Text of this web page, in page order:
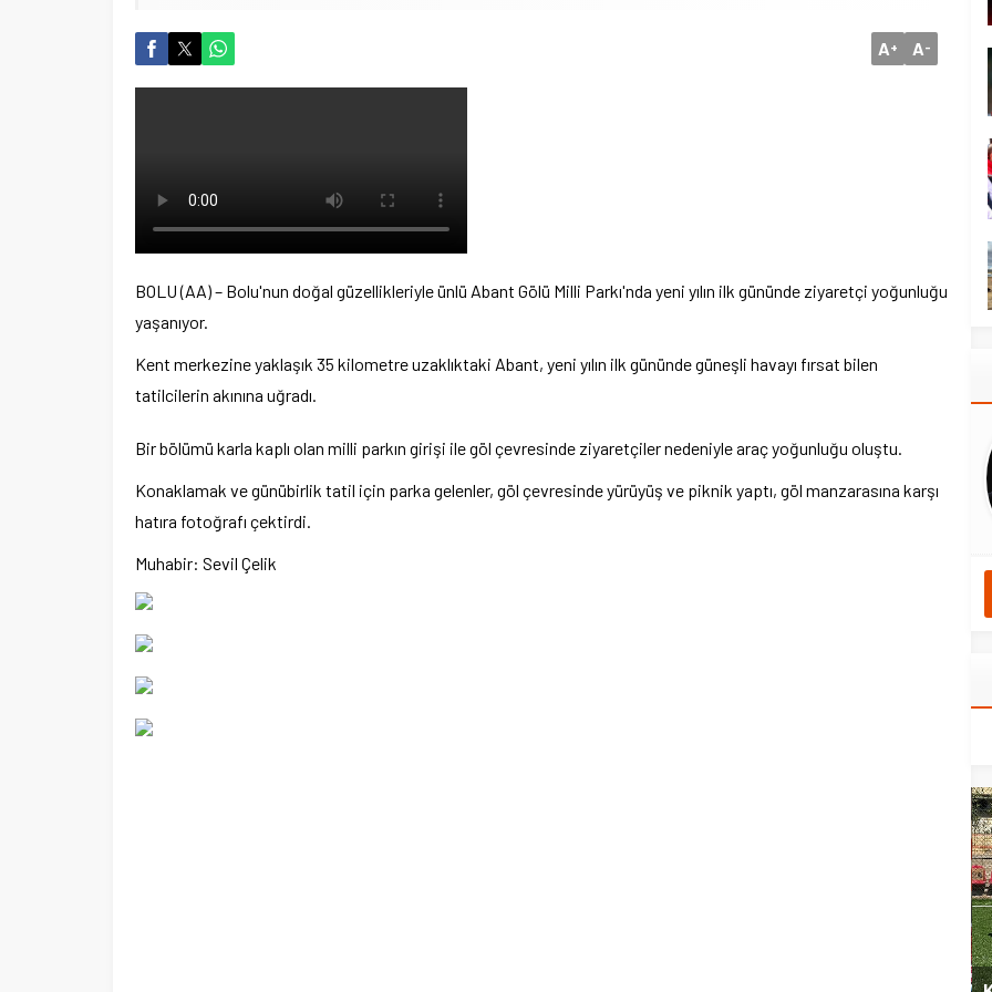
A+ A-
BOLU (AA) – Bolu'nun doğal güzellikleriyle ünlü Abant Gölü Milli Parkı'nda yeni yılın ilk gününde ziyaretçi yoğunluğu
yaşanıyor.
Kent merkezine yaklaşık 35 kilometre uzaklıktaki Abant, yeni yılın ilk gününde güneşli havayı fırsat bilen
tatilcilerin akınına uğradı.
Bir bölümü karla kaplı olan milli parkın girişi ile göl çevresinde ziyaretçiler nedeniyle araç yoğunluğu oluştu.
Konaklamak ve günübirlik tatil için parka gelenler, göl çevresinde yürüyüş ve piknik yaptı, göl manzarasına karşı
hatıra fotoğrafı çektirdi.
Muhabir: Sevil Çelik